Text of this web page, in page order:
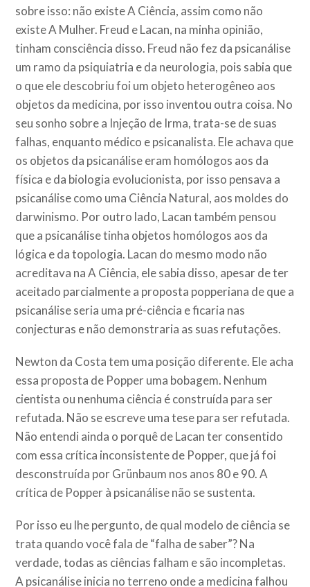
sobre isso: não existe A Ciência, assim como não
existe A Mulher. Freud e Lacan, na minha opinião,
tinham consciência disso. Freud não fez da psicanálise
um ramo da psiquiatria e da neurologia, pois sabia que
o que ele descobriu foi um objeto heterogêneo aos
objetos da medicina, por isso inventou outra coisa. No
seu sonho sobre a Injeção de Irma, trata-se de suas
falhas, enquanto médico e psicanalista. Ele achava que
os objetos da psicanálise eram homólogos aos da
física e da biologia evolucionista, por isso pensava a
psicanálise como uma Ciência Natural, aos moldes do
darwinismo. Por outro lado, Lacan também pensou
que a psicanálise tinha objetos homólogos aos da
lógica e da topologia. Lacan do mesmo modo não
acreditava na A Ciência, ele sabia disso, apesar de ter
aceitado parcialmente a proposta popperiana de que a
psicanálise seria uma pré-ciência e ficaria nas
conjecturas e não demonstraria as suas refutações.
Newton da Costa tem uma posição diferente. Ele acha
essa proposta de Popper uma bobagem. Nenhum
cientista ou nenhuma ciência é construída para ser
refutada. Não se escreve uma tese para ser refutada.
Não entendi ainda o porquê de Lacan ter consentido
com essa crítica inconsistente de Popper, que já foi
desconstruída por Grünbaum nos anos 80 e 90. A
crítica de Popper à psicanálise não se sustenta.
Por isso eu lhe pergunto, de qual modelo de ciência se
trata quando você fala de “falha de saber”? Na
verdade, todas as ciências falham e são incompletas.
A psicanálise inicia no terreno onde a medicina falhou